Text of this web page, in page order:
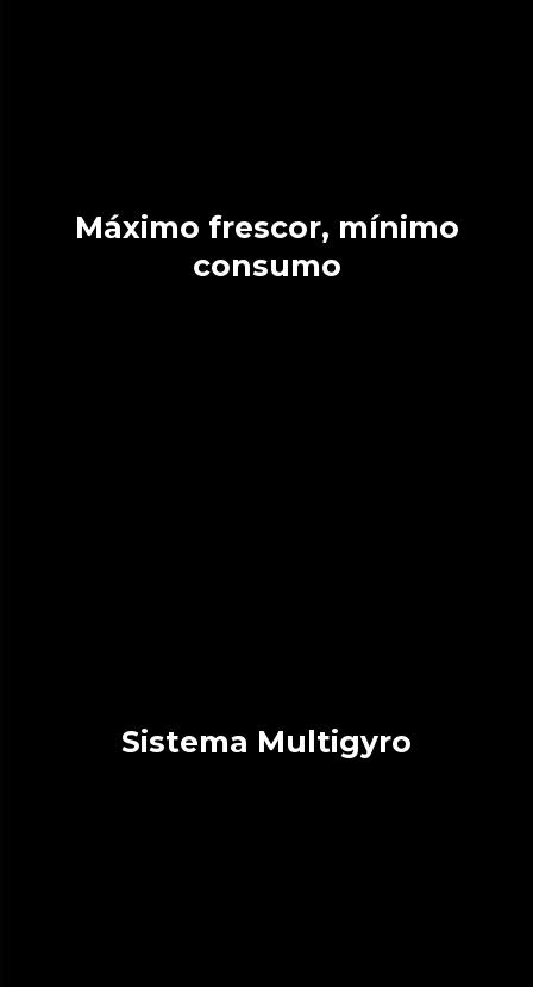
Máximo frescor, mínimo
consumo
Sistema Multigyro